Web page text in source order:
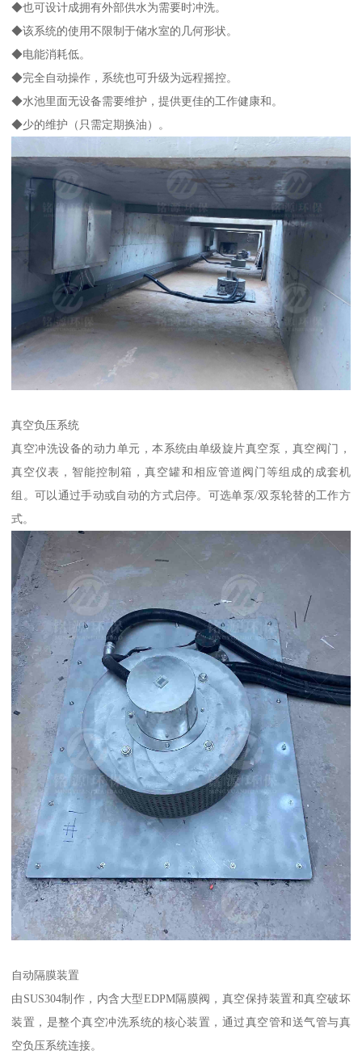
◆也可设计成拥有外部供水为需要时冲洗。
◆该系统的使用不限制于储水室的几何形状。
◆电能消耗低。
◆完全自动操作，系统也可升级为远程摇控。
◆水池里面无设备需要维护，提供更佳的工作健康和。
◆少的维护（只需定期换油）。
真空负压系统
真空冲洗设备的动力单元，本系统由单级旋片真空泵，真空阀门，
真空仪表，智能控制箱，真空罐和相应管道阀门等组成的成套机
组。可以通过手动或自动的方式启停。可选单泵/双泵轮替的工作方
式。
自动隔膜装置
由SUS304制作，内含大型EDPM隔膜阀，真空保持装置和真空破坏
装置，是整个真空冲洗系统的核心装置，通过真空管和送气管与真
空负压系统连接。